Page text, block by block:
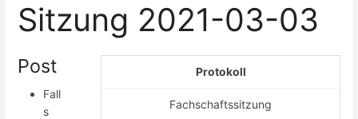
Sitzung 2021-03-03
Protokoll
Fachschaftssitzung
Post
Fall
s